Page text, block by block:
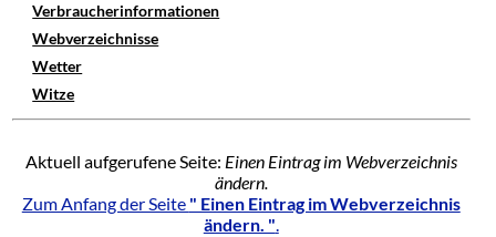
Verbraucherinformationen
Webverzeichnisse
Wetter
Witze
Aktuell aufgerufene Seite: Einen Eintrag im Webverzeichnis
ändern.
Zum Anfang der Seite " Einen Eintrag im Webverzeichnis
ändern. ".